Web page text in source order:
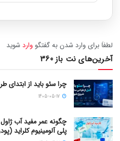
لطفاَ برای وارد شدن به گفتگو وارد شوید
آخرین‌های نت باز 360
چرا سئو باید از
چگونه عمر مفید آب
پلی آلومینیوم کلراید